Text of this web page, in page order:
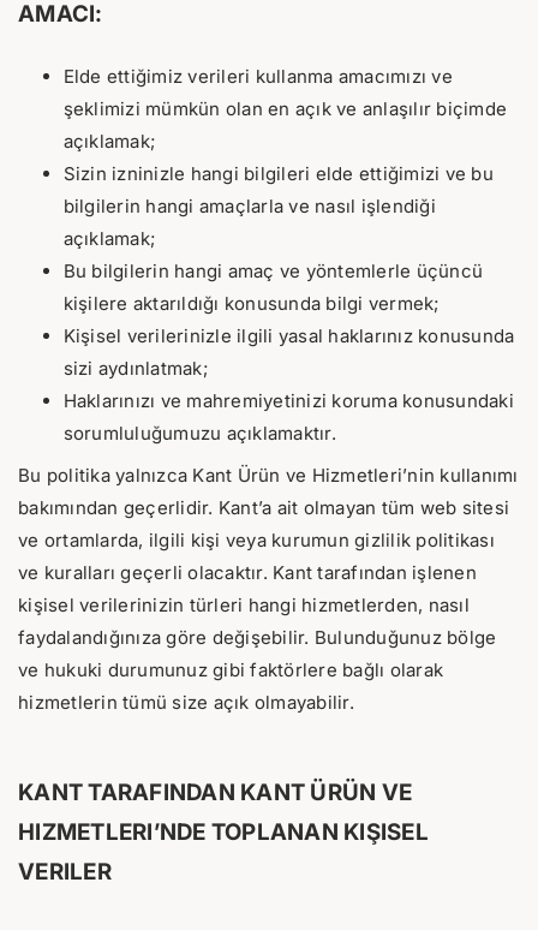
AMACI:
Elde ettiğimiz verileri kullanma amacımızı ve
şeklimizi mümkün olan en açık ve anlaşılır biçimde
açıklamak;
Sizin izninizle hangi bilgileri elde ettiğimizi ve bu
bilgilerin hangi amaçlarla ve nasıl işlendiği
açıklamak;
Bu bilgilerin hangi amaç ve yöntemlerle üçüncü
kişilere aktarıldığı konusunda bilgi vermek;
Kişisel verilerinizle ilgili yasal haklarınız konusunda
sizi aydınlatmak;
Haklarınızı ve mahremiyetinizi koruma konusundaki
sorumluluğumuzu açıklamaktır.
Bu politika yalnızca Kant Ürün ve Hizmetleri’nin kullanımı
bakımından geçerlidir. Kant’a ait olmayan tüm web sitesi
ve ortamlarda, ilgili kişi veya kurumun gizlilik politikası
ve kuralları geçerli olacaktır. Kant tarafından işlenen
kişisel verilerinizin türleri hangi hizmetlerden, nasıl
faydalandığınıza göre değişebilir. Bulunduğunuz bölge
ve hukuki durumunuz gibi faktörlere bağlı olarak
hizmetlerin tümü size açık olmayabilir.
KANT TARAFINDAN KANT ÜRÜN VE
HIZMETLERI’NDE TOPLANAN KIŞISEL
VERILER